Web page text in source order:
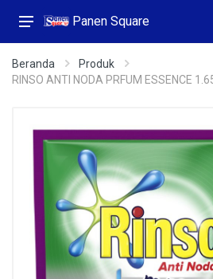
Panen Square
Beranda
Produk
RINSO ANTI NODA PRFUM ESSENCE